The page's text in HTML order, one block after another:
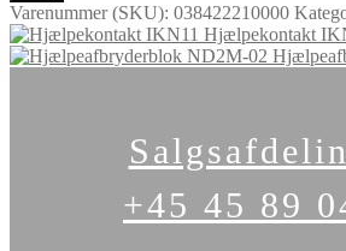
Varenummer (SKU): 038422210000
Hjælpekontakt
+45 45 89